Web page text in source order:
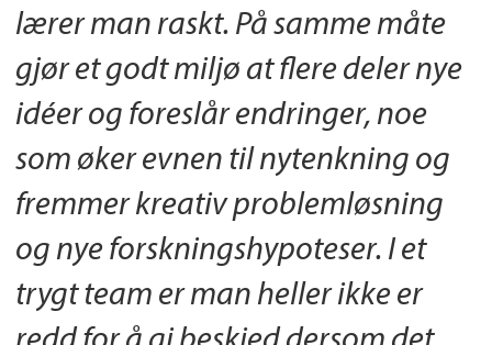
lærer man raskt. På samme måte
gjør et godt miljø at flere deler nye
idéer og foreslår endringer, noe
som øker evnen til nytenkning og
fremmer kreativ problemløsning
og nye forskningshypoteser. I et
trygt team er man heller ikke er